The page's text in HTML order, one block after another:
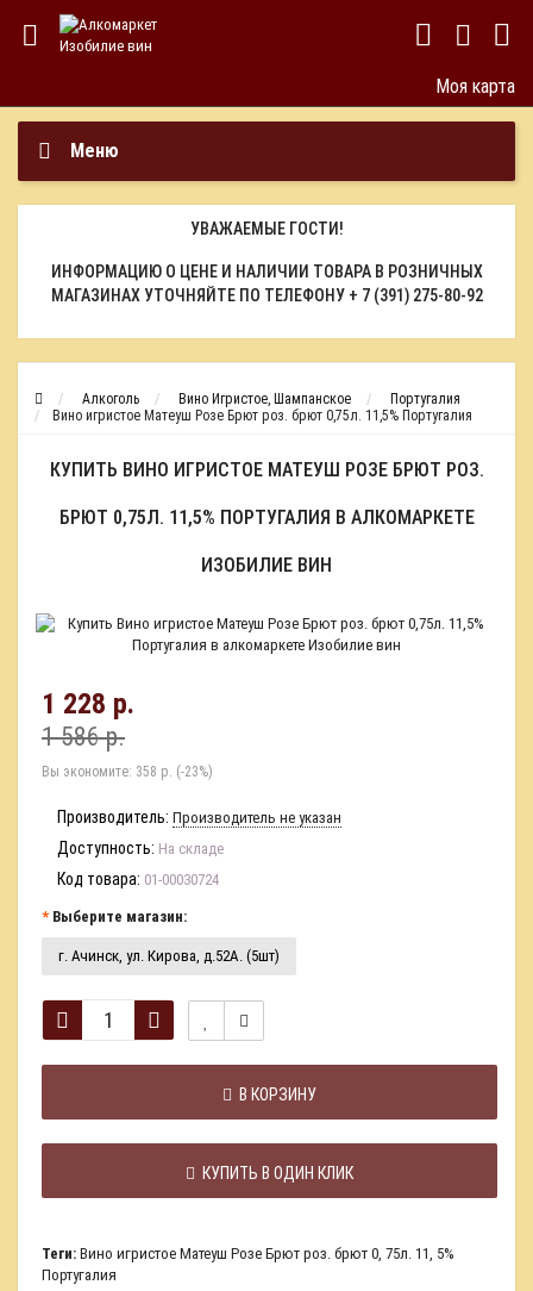
Моя карта
Меню
УВАЖАЕМЫЕ ГОСТИ!
ИНФОРМАЦИЮ О ЦЕНЕ И НАЛИЧИИ ТОВАРА В РОЗНИЧНЫХ
МАГАЗИНАХ УТОЧНЯЙТЕ ПО ТЕЛЕФОНУ + 7 (391) 275-80-92
Алкоголь Вино Игристое, Шампанское
Португалия
Вино игристое Матеуш Розе Брют роз. брют 0,75л. 11,5% Португалия
КУПИТЬ ВИНО ИГРИСТОЕ МАТЕУШ РОЗЕ БРЮТ РОЗ.
БРЮТ 0,75Л. 11,5% ПОРТУГАЛИЯ В АЛКОМАРКЕТЕ
ИЗОБИЛИЕ ВИН
1 228 р.
1 586 р.
Вы экономите: 358 р. (-23%)
Производитель: Производитель не указан
Доступность: На складе
Код товара: 01-00030724
Выберите магазин:
г. Ачинск, ул. Кирова, д.52А. (5шт)
В КОРЗИНУ
КУПИТЬ В ОДИН КЛИК
Теги: Вино игристое Матеуш Розе Брют роз. брют 0, 75л. 11, 5%
Португалия